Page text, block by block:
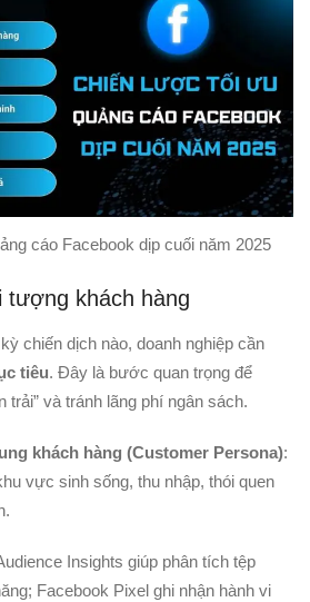
cáo Facebook dịp cuối năm 2025
tượng khách hàng
chiến dịch nào, doanh nghiệp cần
tiêu. Đây là bước quan trọng để
trải” và tránh lãng phí ngân sách.
khách hàng (Customer Persona):
vực sinh sống, thu nhập, thói quen
Insights giúp phân tích tệp
Facebook Pixel ghi nhận hành vi